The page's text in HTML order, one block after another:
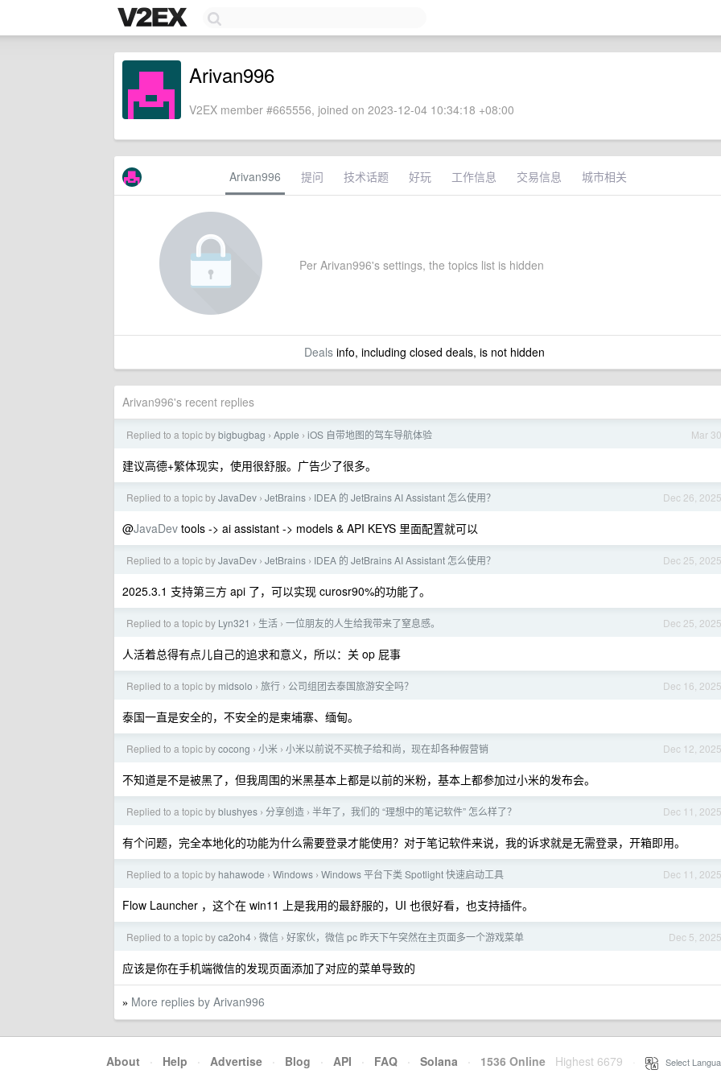
Arivan996
V2EX member #665556, joined on 2023-12-04 10:34:18 +08:00
Arivan996 提问 技术话题 好玩 工作信息 交易信息 城市相关
Per Arivan996's settings, the topics list is hidden
Dealsinfo, including closed deals, is not hidden
Arivan996's recent replies
Mar 30
Replied to a topic bybigbugbag › Apple › iOS 自带地图的驾车导航体验
建议高德+繁体现实，使用很舒服。广告少了很多。
Dec 26, 2025
Replied to a topic byJavaDev › JetBrains › IDEA 的 JetBrains AI Assistant 怎么使用？
@JavaDev tools -> ai assistant -> models & API KEYS 里面配置就可以
Dec 25, 2025
Replied to a topic byJavaDev › JetBrains › IDEA 的 JetBrains AI Assistant 怎么使用？
2025.3.1 支持第三方 api 了，可以实现 curosr90%的功能了。
Dec 25, 2025
Replied to a topic by Lyn321 › 生活 › 一位朋友的人生给我带来了窒息感。
人活着总得有点儿自己的追求和意义，所以：关 op 屁事
Dec 16, 2025
Replied to a topic by midsolo › 旅行 › 公司组团去泰国旅游安全吗？
泰国一直是安全的，不安全的是柬埔寨、缅甸。
Dec 12, 2025
Replied to a topic bycocong › 小米 › 小米以前说不买梳子给和尚，现在却各种假营销
不知道是不是被黑了，但我周围的米黑基本上都是以前的米粉，基本上都参加过小米的发布会。
Dec 11, 2025
Replied to a topic byblushyes › 分享创造 › 半年了，我们的 “理想中的笔记软件” 怎么样了？
有个问题，完全本地化的功能为什么需要登录才能使用？对于笔记软件来说，我的诉求就是无需登录，开箱即用。
Dec 11, 2025
Replied to a topic by hahawode › Windows › Windows 平台下类 Spotlight 快速启动工具
Flow Launcher ，这个在 win11 上是我用的最舒服的，UI 也很好看，也支持插件。
Dec 5, 2025
Replied to a topic byca2oh4 › 微信 › 好家伙，微信 pc 昨天下午突然在主页面多一个游戏菜单
应该是你在手机端微信的发现页面添加了对应的菜单导致的
» More replies by Arivan996
About · Help · Advertise · Blog · API · FAQ · Solana · 1536 Online Highest 6679 Select